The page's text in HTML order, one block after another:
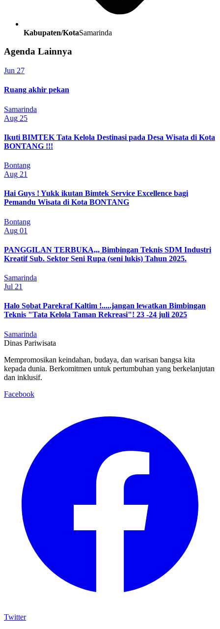
Kabupaten/KotaSamarinda
Agenda Lainnya
Jun 27
Ruang akhir pekan
Samarinda
Aug 25
Ikuti BIMTEK Tata Kelola Destinasi pada Desa Wisata di Kota
BONTANG !!!
Bontang
Aug 21
Hai Guys ! Yukk ikutan Bimtek Service Excellence bagi
Pemandu Wisata di Kota BONTANG
Bontang
Aug 01
PANGGILAN TERBUKA,,, Bimbingan Teknis SDM Industri
Kreatif Sub. Sektor Seni Rupa (seni lukis) Tahun 2025.
Samarinda
Jul 21
Halo Sobat Parekraf Kaltim !.....jangan lewatkan Bimbingan
Teknis "Tata Kelola Taman Rekreasi"! 23 -24 juli 2025
Samarinda
Dinas Pariwisata
Mempromosikan keindahan, budaya, dan warisan bangsa kita
kepada dunia. Berkomitmen untuk pertumbuhan yang berkelanjutan
dan inklusif.
Facebook
Twitter